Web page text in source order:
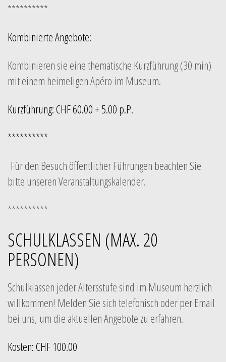
**********
Kombinierte Angebote:
Kombinieren sie eine thematische Kurzführung (30 min)
mit einem heimeligen Apéro im Museum.
Kurzführung: CHF 60.00 + 5.00 p.P.
**********
Für den Besuch öffentlicher Führungen beachten Sie
bitte unseren Veranstaltungskalender.
**********
SCHULKLASSEN (MAX. 20
PERSONEN)
Schulklassen jeder Altersstufe sind im Museum herzlich
willkommen! Melden Sie sich telefonisch oder per Email
bei uns, um die aktuellen Angebote zu erfahren.
Kosten: CHF 100.00